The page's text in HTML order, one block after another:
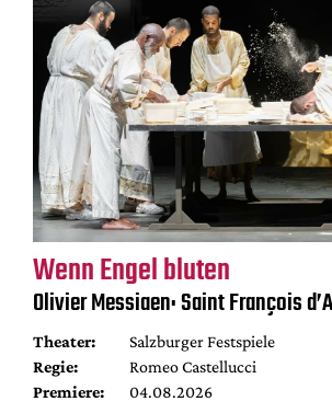
Wenn Engel bluten
Olivier Messiaen: Saint François
Theater:
Salzburger Festspiele
Regie:
Romeo Castellucci
Premiere:
04.08.2026